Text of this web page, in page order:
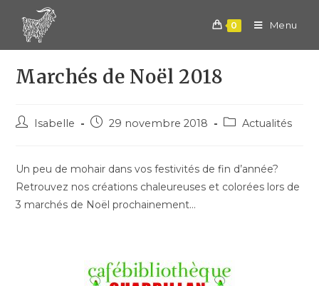
content
0 Menu
Marchés de Noël 2018
PostIsabelle
Post29 novembre 2018
PostActualités
Un peu de mohair dans vos festivités de fin d’année?
Retrouvez nos créations chaleureuses et colorées lors de
3 marchés de Noël prochainement…